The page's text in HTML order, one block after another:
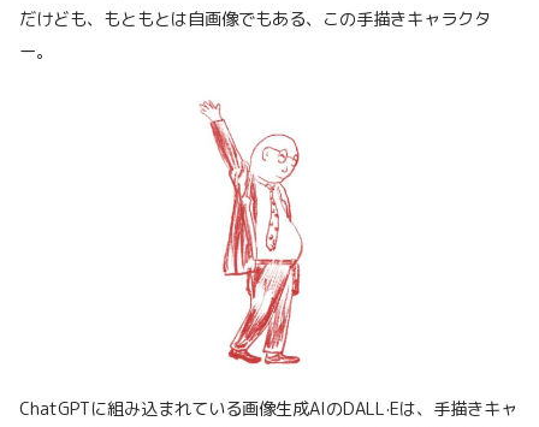
だけども、もともとは自画像でもある、この手描きキャラクタ
ー。
ChatGPTに組み込まれている画像生成AIのDALL·Eは、手描きキャ